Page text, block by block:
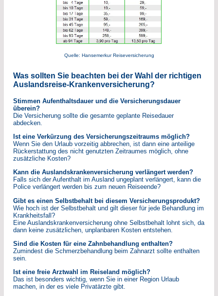
Quelle: Hansemerkur Reiseversicherung
Was sollten Sie beachten bei der Wahl der richtigen
Auslandsreise-Krankenversicherung?
Stimmen Aufenthaltsdauer und die Versicherungsdauer
überein?
Die Versicherung sollte die gesamte geplante Reisedauer
abdecken.
Ist eine Verkürzung des Versicherungszeitraums möglich?
Wenn Sie den Urlaub vorzeitig abbrechen, ist dann eine anteilige
Rückerstattung des nicht genutzten Zeitraumes möglich, ohne
zusätzliche Kosten?
Kann die Auslandskrankenversicherung verlängert werden?
Falls sich der Aufenthalt im Ausland ungeplant verlängert, kann die
Police verlängert werden bis zum neuen Reiseende?
Gibt es einen Selbstbehalt bei diesem Versicherungsprodukt?
Wie hoch ist der Selbstbehalt und gilt dieser für jede Behandlung im
Krankheitsfall?
Eine Auslandskrankenversicherung ohne Selbstbehalt lohnt sich, da
dann keine zusätzlichen, unplanbaren Kosten entstehen.
Sind die Kosten für eine Zahnbehandlung enthalten?
Zumindest die Schmerzbehandlung beim Zahnarzt sollte enthalten
sein.
Ist eine freie Arztwahl im Reiseland möglich?
Das ist besonders wichtig, wenn Sie in einer Region Urlaub
machen, in der es viele Privatärzte gibt.